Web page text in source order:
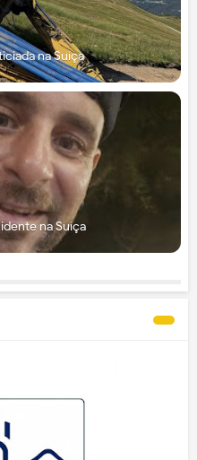
na Suíça
na Suíça